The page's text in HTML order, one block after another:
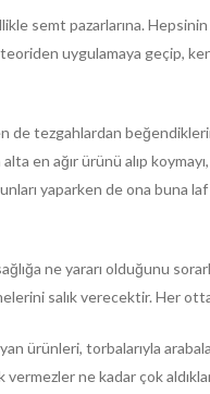
semt pazarlarına.
teoriden uygulamaya geçip,
de tezgahlardan
en ağır ürünü alıp
yaparken de ona buna
ne yararı olduğunu
salık verecektir. Her otta
ürünleri, torbalarıyla
ne kadar çok